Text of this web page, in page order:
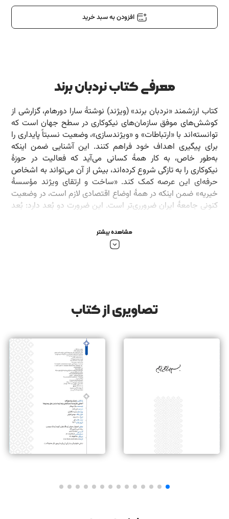
افزودن به سبد خرید
معرفی کتاب نردبان برند
کتاب ارزشمند «نردبان برند» (ویژند) نوشتۀ سارا دورهام، گزارشی از
کوشش‌های موفق سازمان‌های نیکوکاری در سطح جهان است که
توانسته‌اند با «ارتباطات» و «ویژندسازی»، وضعیت نسبتاً پایداری را
برای پیگیری اهداف خود فراهم کنند. این آشنایی ضمن اینکه
به‌طور خاص، به کار همۀ کسانی می‌آید که فعالیت در حوزۀ
نیکوکاری را به‌ تازگی شروع کرده‌اند، بیش از آن می‌تواند به اشخاص
حرفه‌ای این عرصه کمک کند. «ساخت و ارتقای ویژند مؤسسۀ
خیریه» ضمن اینکه در همۀ اوضاع اقتصادی لازم است، در وضعیت
کنونی جامعۀ ایران ضرورری‌تر است. این ضرورت دو بُعد دارد: بُعد
دوم آن به وجود رقبای فراوان در عرصۀ نیکوکاری با موضوعات
متعدد. همۀ کسانی که در این عرصه کوشش می‌کنند،
ضرورت‌هایی را شناسایی کرده‌اند که آنان را برای عمل قانع کرده
بخشی از کتاب نردبان برند
برنامه‌ریزی پیشرفته‌ای برای پاسخ به این سؤال لازم است که این
مواد در چه مکان‌هایی باید به دست آید. حتی فهم اینکه چه نوع
غذایی را می‌توان تهیه و حمل کرد که هضم آسانی برای طی این
مسیر دارد نیز به‌خودی‌خود به برنامه‌ریزی نیاز دارد. این مسئله از
دور شاید شبیه به مرخصی‌گرفتن شش‌ماهه از کار، برای تعطیلاتی
زیبا و پیاده‌روی است؛ اما تکمیل این فرایند نیازمند تدارکات کافی
است: قرارداشتن در وضعیت خوب برای پیاده‌روی و حمل
کوله‌پشتی سنگین، تخصیص منابع لازم و حتی آماده‌سازی اعضای
خانواده برای ارسال بسته‌هایی که از پیش برای روزهایی خاص
مدیریت ارتباطات و در واقع مدیریت سازمان نیز درست شبیه به
بنیان‌گذاران هر سازمانی در ابتدا به‌صورت انفرادی، بیشتر کارها را
مشاهده بیشتر
تصاویری از کتاب